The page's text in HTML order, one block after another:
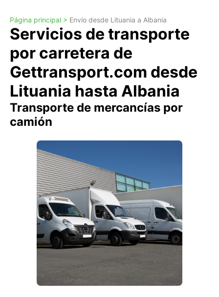
Página principal > Envío desde Lituania a Albania
Servicios de transporte
por carretera de
Gettransport.com desde
Lituania hasta Albania
Transporte de mercancías por
camión